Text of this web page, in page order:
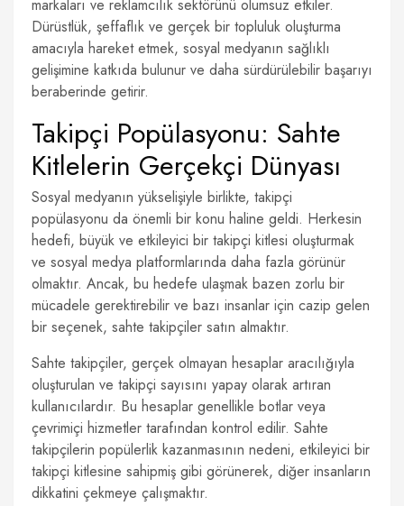
markaları ve reklamcılık sektörünü olumsuz etkiler.
Dürüstlük, şeffaflık ve gerçek bir topluluk oluşturma
amacıyla hareket etmek, sosyal medyanın sağlıklı
gelişimine katkıda bulunur ve daha sürdürülebilir başarıyı
beraberinde getirir.
Takipçi Popülasyonu: Sahte
Kitlelerin Gerçekçi Dünyası
Sosyal medyanın yükselişiyle birlikte, takipçi
popülasyonu da önemli bir konu haline geldi. Herkesin
hedefi, büyük ve etkileyici bir takipçi kitlesi oluşturmak
ve sosyal medya platformlarında daha fazla görünür
olmaktır. Ancak, bu hedefe ulaşmak bazen zorlu bir
mücadele gerektirebilir ve bazı insanlar için cazip gelen
bir seçenek, sahte takipçiler satın almaktır.
Sahte takipçiler, gerçek olmayan hesaplar aracılığıyla
oluşturulan ve takipçi sayısını yapay olarak artıran
kullanıcılardır. Bu hesaplar genellikle botlar veya
çevrimiçi hizmetler tarafından kontrol edilir. Sahte
takipçilerin popülerlik kazanmasının nedeni, etkileyici bir
takipçi kitlesine sahipmiş gibi görünerek, diğer insanların
dikkatini çekmeye çalışmaktır.